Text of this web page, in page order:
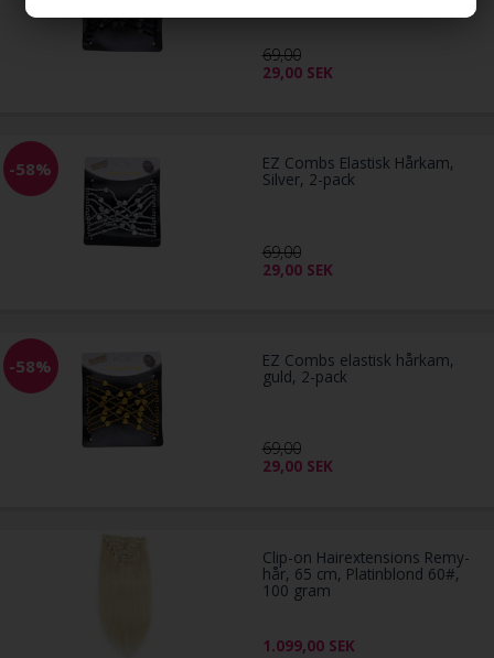
69,00
29,00 SEK
-58% EZ Combs Elastisk Hårkam,
Silver, 2-pack
69,00
29,00 SEK
-58% EZ Combs elastisk hårkam,
guld, 2-pack
69,00
29,00 SEK
Clip-on Hairextensions Remy-
hår, 65 cm, Platinblond 60#,
100 gram
1.099,00 SEK